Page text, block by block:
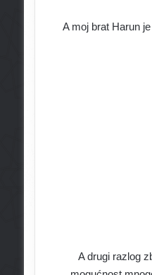
A moj brat Harun
A drugi razlog